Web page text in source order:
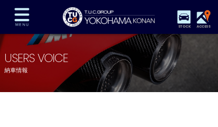
STOCK ACCESS
在庫車両情報 保証&サービス パーツリスト
TUCとは？ 店舗情報 アクセスマップ
全国納車 特別作業 注文販売
USERS VOICE
納車情報